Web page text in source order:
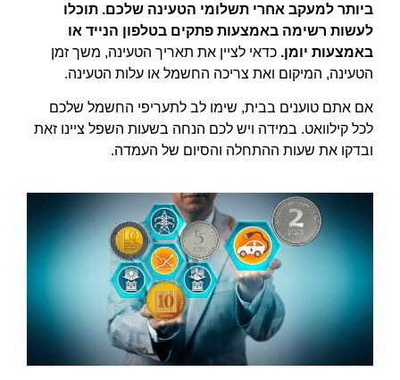
ביותר למעקב אחרי תשלומי הטעינה שלכם. תוכלו
לעשות רשימה באמצעות פתקים בטלפון הנייד או
באמצעות יומן. כדאי לציין את תאריך הטעינה, משך זמן
הטעינה, המיקום ואת צריכה החשמל או עלות הטעינה.
אם אתם טוענים בבית, שימו לב לתעריפי החשמל שלכם
לכל קילוואט. במידה ויש לכם הנחה בשעות השפל ציינו זאת
ובדקו את שעות ההתחלה והסיום של העמדה.